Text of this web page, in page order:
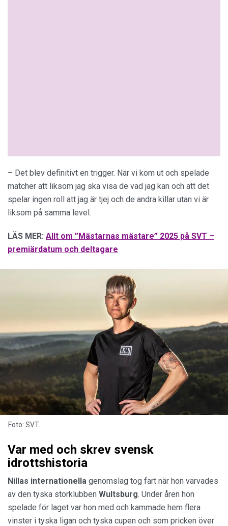
– Det blev definitivt en trigger. När vi kom ut och spelade
matcher att liksom jag ska visa de vad jag kan och att det
spelar ingen roll att jag är tjej och de andra killar utan vi är
liksom på samma level.
LÄS MER: Allt om ”Mästarnas mästare” 2025 på SVT –
premiärdatum och deltagare
Foto: SVT.
Var med och skrev svensk
idrottshistoria
Nillas internationella genomslag tog fart när hon värvades
av den tyska storklubben Wultsburg. Under åren hon
spelade för laget var hon med och kammade hem flera
vinster i tyska ligan och tyska cupen och som pricken över